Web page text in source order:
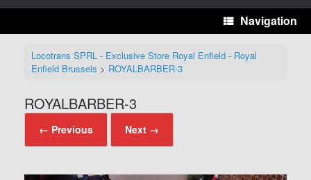
Navigation
Locotrans SPRL - Exclusive Store Royal Enfield - Royal
Enfield Brussels > ROYALBARBER-3
ROYALBARBER-3
← Previous Next →